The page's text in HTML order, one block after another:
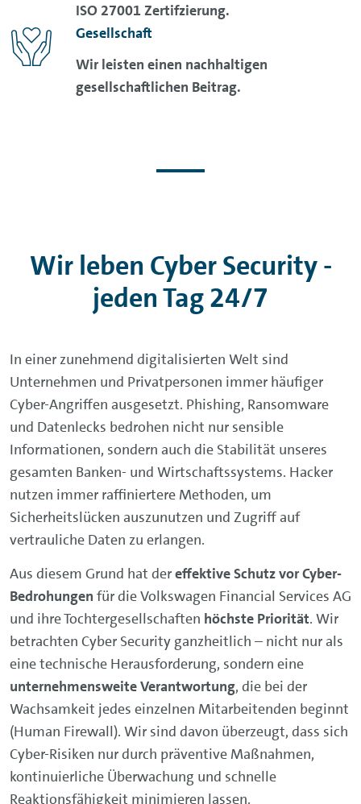
ISO 27001 Zertifzierung.
Gesellschaft
Wir leisten einen nachhaltigen
gesellschaftlichen Beitrag.
Wir leben Cyber Security -
jeden Tag 24/7
In einer zunehmend digitalisierten Welt sind
Unternehmen und Privatpersonen immer häufiger
Cyber-Angriffen ausgesetzt. Phishing, Ransomware
und Datenlecks bedrohen nicht nur sensible
Informationen, sondern auch die Stabilität unseres
gesamten Banken- und Wirtschaftssystems. Hacker
nutzen immer raffiniertere Methoden, um
Sicherheitslücken auszunutzen und Zugriff auf
vertrauliche Daten zu erlangen.
Aus diesem Grund hat dereffektive Schutz vor Cyber-
Bedrohungen für die Volkswagen Financial Services AG
und ihre Tochtergesellschaften höchste Priorität. Wir
betrachten Cyber Security ganzheitlich – nicht nur als
eine technische Herausforderung, sondern eine
unternehmensweite Verantwortung, die bei der
Wachsamkeit jedes einzelnen Mitarbeitenden beginnt
(Human Firewall). Wir sind davon überzeugt, dass sich
Cyber-Risiken nur durch präventive Maßnahmen,
kontinuierliche Überwachung und schnelle
Reaktionsfähigkeit minimieren lassen.